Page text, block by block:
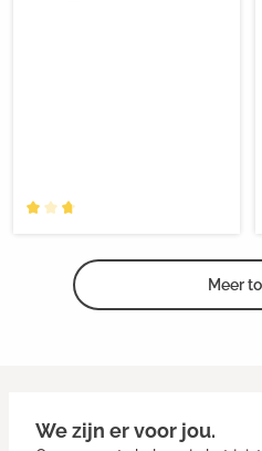
Meer
We zijn er voor jou.